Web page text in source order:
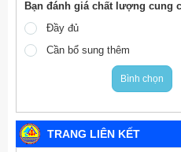
Bạn đánh giá chất lượng cung
Đầy đủ
Cần bổ sung thêm
Bình chọn
TRANG LIÊN KẾT